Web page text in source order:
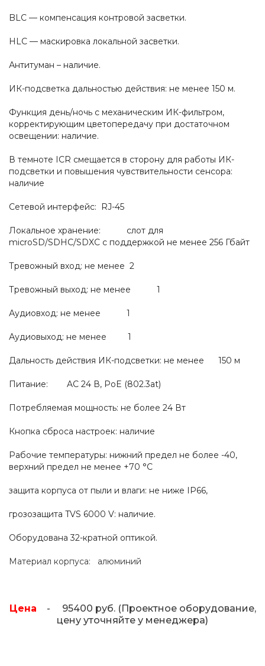
BLC — компенсация контровой засветки.
HLC — маскировка локальной засветки.
Антитуман – наличие.
ИК-подсветка дальностью действия: не менее 150 м.
Функция день/ночь с механическим ИК-фильтром,
корректирующим цветопередачу при достаточном
освещении: наличие.
В темноте ICR смещается в сторону для работы ИК-
подсветки и повышения чувствительности сенсора:
наличие
Сетевой интерфейс: RJ-45
Локальное хранение: слот для
microSD/SDHC/SDXC с поддержкой не менее 256 Гбайт
Тревожный вход: не менее 2
Тревожный выход: не менее 1
Аудиовход: не менее 1
Аудиовыход: не менее 1
Дальность действия ИК-подсветки: не менее 150 м
Питание: AC 24 В, PoE (802.3at)
Потребляемая мощность: не более 24 Вт
Кнопка сброса настроек: наличие
Рабочие температуры: нижний предел не более -40,
верхний предел не менее +70 °C
защита корпуса от пыли и влаги: не ниже IP66,
грозозащита TVS 6000 V: наличие.
Оборудована 32-кратной оптикой.
Материал корпуса: алюминий
Цена
- 95400 руб. (Проектное оборудование,
цену уточняйте у менеджера)